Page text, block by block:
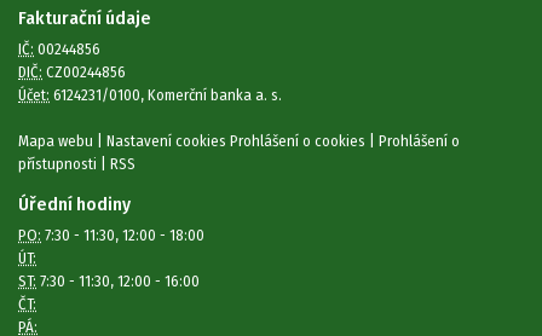
Fakturační údaje
IČ: 00244856
DIČ: CZ00244856
Účet: 6124231/0100, Komerční banka a. s.
Mapa webu Nastavení cookies Prohlášení o cookies
Prohlášení o
přístupnosti
RSS
Úřední hodiny
PO: 7:30 - 11:30, 12:00 - 18:00
ÚT:
ST: 7:30 - 11:30, 12:00 - 16:00
ČT:
PÁ: